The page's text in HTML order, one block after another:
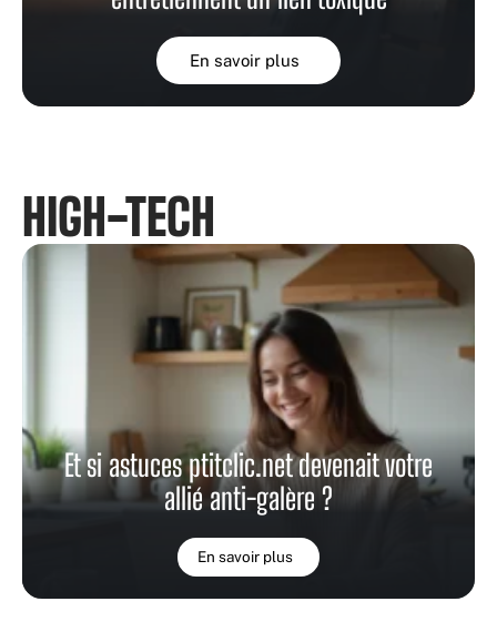
En savoir plus
HIGH-TECH
Et si astuces ptitclic.net devenait votre
allié anti-galère ?
En savoir plus